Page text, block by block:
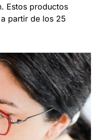
Estos productos
partir de los 25